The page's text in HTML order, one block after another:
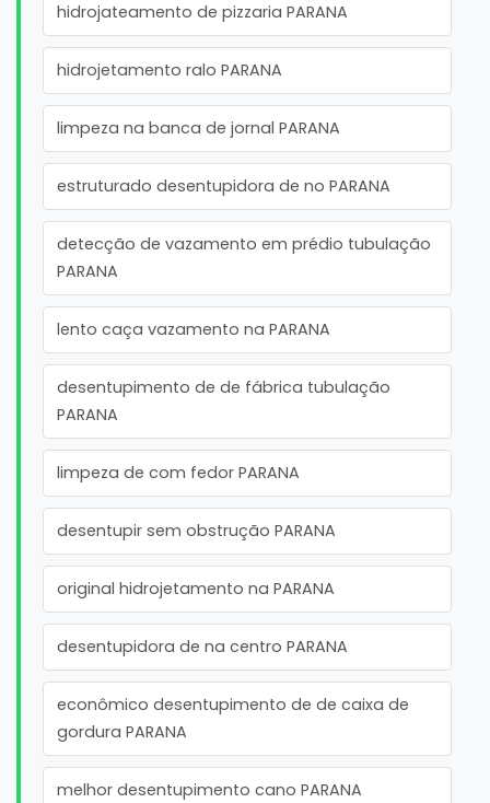
hidrojateamento de pizzaria PARANA
hidrojetamento ralo PARANA
limpeza na banca de jornal PARANA
estruturado desentupidora de no PARANA
detecção de vazamento em prédio tubulação
PARANA
lento caça vazamento na PARANA
desentupimento de de fábrica tubulação
PARANA
limpeza de com fedor PARANA
desentupir sem obstrução PARANA
original hidrojetamento na PARANA
desentupidora de na centro PARANA
econômico desentupimento de de caixa de
gordura PARANA
melhor desentupimento cano PARANA